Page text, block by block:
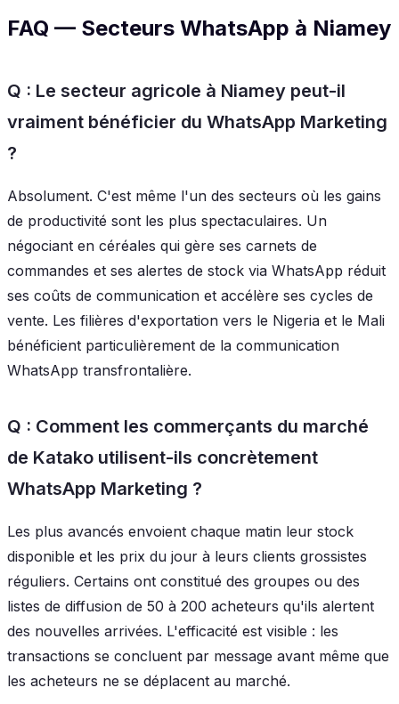
FAQ — Secteurs WhatsApp à Niamey
Q : Le secteur agricole à Niamey peut-il
vraiment bénéficier du WhatsApp Marketing
?
Absolument. C'est même l'un des secteurs où les gains
de productivité sont les plus spectaculaires. Un
négociant en céréales qui gère ses carnets de
commandes et ses alertes de stock via WhatsApp réduit
ses coûts de communication et accélère ses cycles de
vente. Les filières d'exportation vers le Nigeria et le Mali
bénéficient particulièrement de la communication
WhatsApp transfrontalière.
Q : Comment les commerçants du marché
de Katako utilisent-ils concrètement
WhatsApp Marketing ?
Les plus avancés envoient chaque matin leur stock
disponible et les prix du jour à leurs clients grossistes
réguliers. Certains ont constitué des groupes ou des
listes de diffusion de 50 à 200 acheteurs qu'ils alertent
des nouvelles arrivées. L'efficacité est visible : les
transactions se concluent par message avant même que
les acheteurs ne se déplacent au marché.